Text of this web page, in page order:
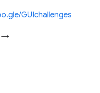
GUIchallenges
→